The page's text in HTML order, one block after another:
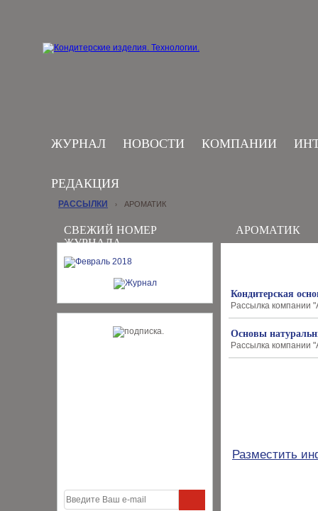
ЖУРНАЛ НОВОСТИ КОМПАНИИ
РЕДАКЦИЯ
СВЕЖИЙ НОМЕР
ЖУРНАЛА
РАССЫЛКИ › АРОМАТИК
АРОМАТИК
Кондитерская
Рассылка компании
Основы
Рассылка компании
Разместить